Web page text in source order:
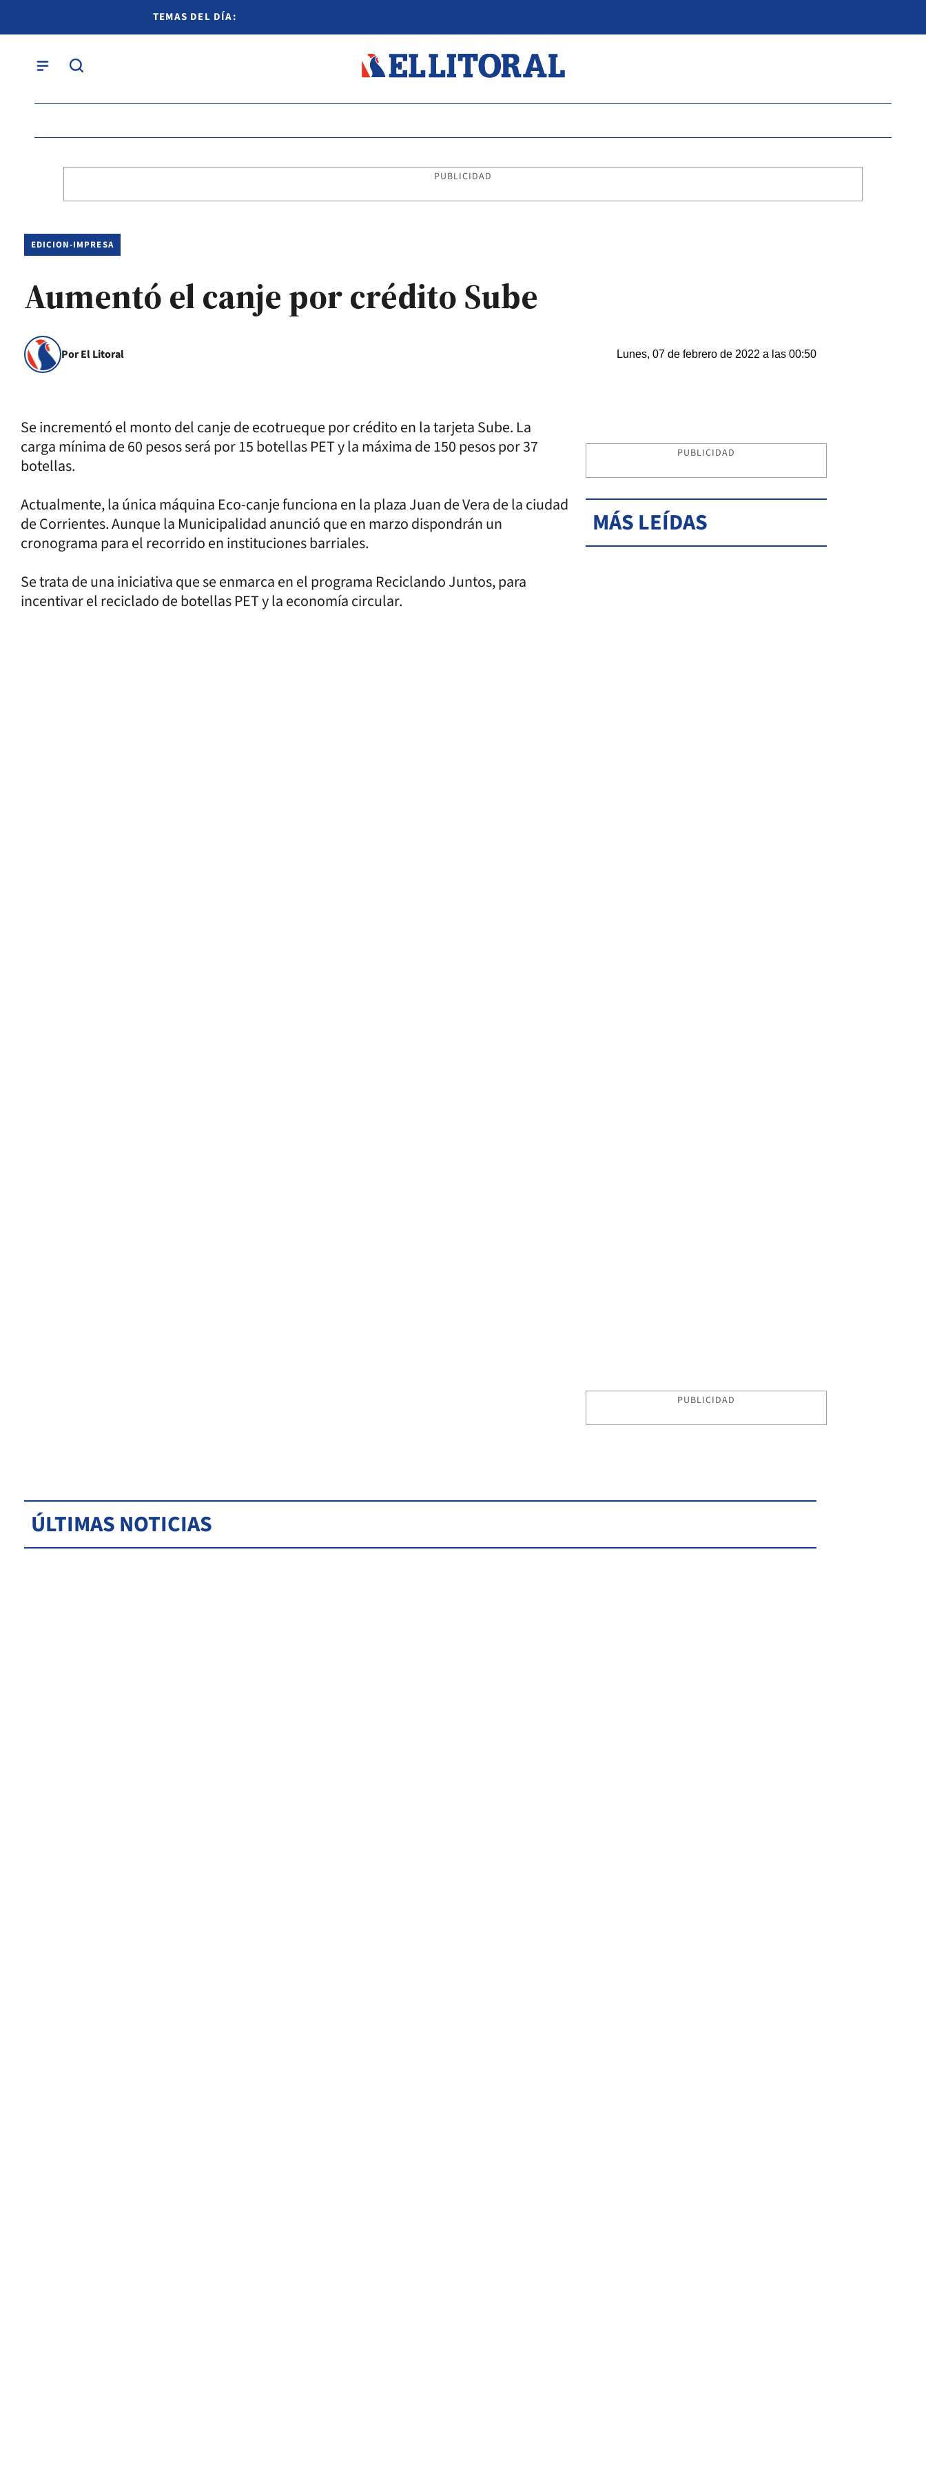
TEMAS DEL DÍA:
PUBLICIDAD
EDICION-IMPRESA
Aumentó el canje por crédito Sube
Por El Litoral Lunes, 07 de febrero de 2022 a las 00:50
Se incrementó el monto del canje de ecotrueque por crédito en la tarjeta Sube. La
carga mínima de 60 pesos será por 15 botellas PET y la máxima de 150 pesos por 37
botellas.
Actualmente, la única máquina Eco-canje funciona en la plaza Juan de Vera de la ciudad
de Corrientes. Aunque la Municipalidad anunció que en marzo dispondrán un
cronograma para el recorrido en instituciones barriales.
Se trata de una iniciativa que se enmarca en el programa Reciclando Juntos, para
incentivar el reciclado de botellas PET y la economía circular.
PUBLICIDAD
MÁS LEÍDAS
PUBLICIDAD
ÚLTIMAS NOTICIAS